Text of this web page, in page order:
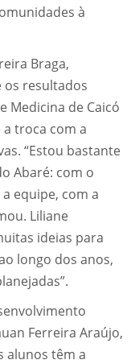
à
Braga,
os resultados
Medicina de Caicó
a troca com a
“Estou bastante
Abaré: com o
equipe, com a
Liliane
ideias para
longo dos anos,
Ferreira Araújo,
alunos têm a